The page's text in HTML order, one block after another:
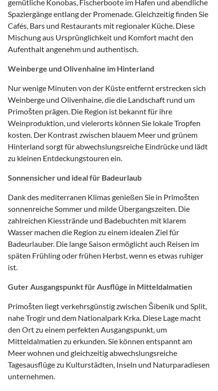
gemütliche Konobas, Fischerboote im Hafen und abendliche
Spaziergänge entlang der Promenade. Gleichzeitig finden Sie
Cafés, Bars und Restaurants mit regionaler Küche. Diese
Mischung aus Ursprünglichkeit und Komfort macht den
Aufenthalt angenehm und authentisch.
Weinberge und Olivenhaine im Hinterland
Nur wenige Minuten von der Küste entfernt erstrecken sich
Weinberge und Olivenhaine, die die Landschaft rund um
Primošten prägen. Die Region ist bekannt für ihre
Weinproduktion, und vielerorts können Sie lokale Tropfen
kosten. Der Kontrast zwischen blauem Meer und grünem
Hinterland sorgt für abwechslungsreiche Eindrücke und lädt
zu kleinen Entdeckungstouren ein.
Sonnensicher und ideal für Badeurlaub
Dank des mediterranen Klimas genießen Sie in Primošten
sonnenreiche Sommer und milde Übergangszeiten. Die
zahlreichen Kiesstrände und Badebuchten mit klarem
Wasser machen die Region zu einem idealen Ziel für
Badeurlauber. Die lange Saison ermöglicht auch Reisen im
späten Frühling oder frühen Herbst, wenn es etwas ruhiger
ist.
Guter Ausgangspunkt für Ausflüge in Mitteldalmatien
Primošten liegt verkehrsgünstig zwischen Šibenik und Split,
nahe Trogir und dem Nationalpark Krka. Diese Lage macht
den Ort zu einem perfekten Ausgangspunkt, um
Mitteldalmatien zu erkunden. Sie können entspannt am
Meer wohnen und gleichzeitig abwechslungsreiche
Tagesausflüge zu Kulturstädten, Inseln und Naturparadiesen
unternehmen.